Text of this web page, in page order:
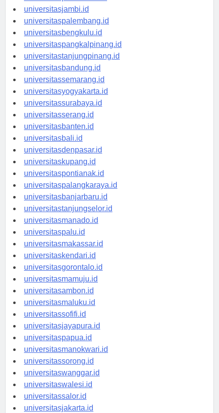
universitasjambi.id
universitaspalembang.id
universitasbengkulu.id
universitaspangkalpinang.id
universitastanjungpinang.id
universitasbandung.id
universitassemarang.id
universitasyogyakarta.id
universitassurabaya.id
universitasserang.id
universitasbanten.id
universitasbali.id
universitasdenpasar.id
universitaskupang.id
universitaspontianak.id
universitaspalangkaraya.id
universitasbanjarbaru.id
universitastanjungselor.id
universitasmanado.id
universitaspalu.id
universitasmakassar.id
universitaskendari.id
universitasgorontalo.id
universitasmamuju.id
universitasambon.id
universitasmaluku.id
universitassofifi.id
universitasjayapura.id
universitaspapua.id
universitasmanokwari.id
universitassorong.id
universitaswanggar.id
universitaswalesi.id
universitassalor.id
universitasjakarta.id